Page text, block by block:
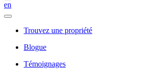
en
Trouvez une propriété
Blogue
Témoignages